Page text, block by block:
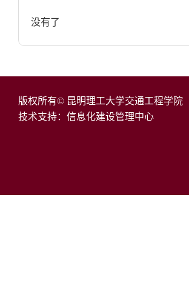
没有了
版权所有© 昆明理工大学交通工程学院
技术支持：信息化建设管理中心